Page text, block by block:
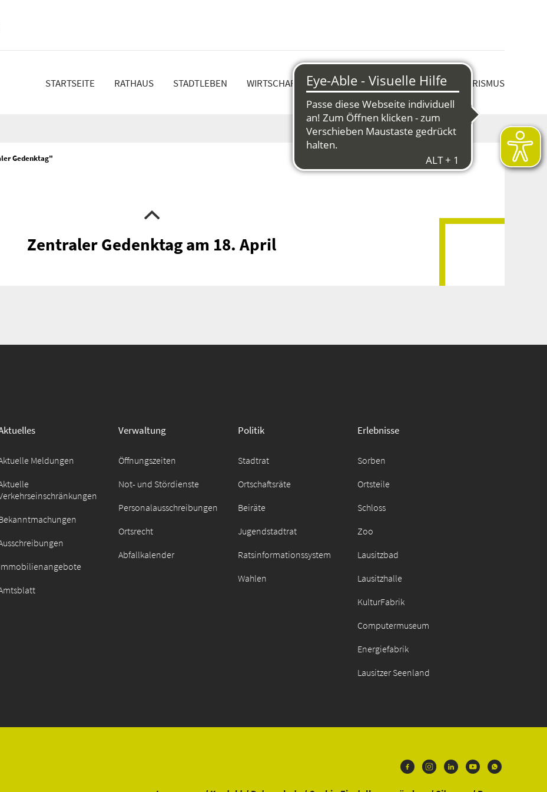
STARTSEITE RATHAUS STADTLEBEN WIRTSCHAFT & STRUKTURWANDEL KULTUR & TOURISMUS
Gedenktag"
Zentraler Gedenktag am 18. April
Meldungen
Verwaltung
Öffnungszeiten
Not- und Stördienste
Personalausschreibungen
Ortsrecht
Abfallkalender
Politik
Stadtrat
Ortschaftsräte
Beiräte
Jugendstadtrat
Ratsinformationssystem
Wahlen
Erlebnisse
Sorben
Ortsteile
Schloss
Zoo
Lausitzbad
Lausitzhalle
KulturFabrik
Computermuseum
Energiefabrik
Lausitzer Seenland